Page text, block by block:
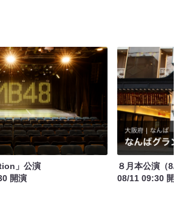
」公演
開演
８月本公演（8/
08/11 09:30 開